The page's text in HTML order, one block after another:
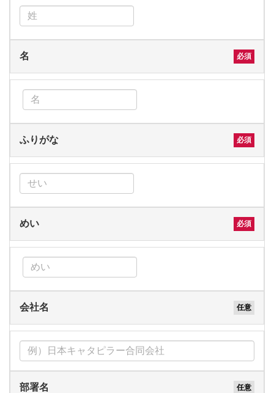
名
ふりがな
めい
会社名
部署名